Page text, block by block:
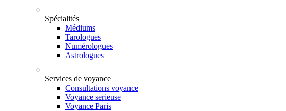
Spécialités
Médiums
Tarologues
Numérologues
Astrologues
Services de voyance
Consultations voyance
Voyance serieuse
Voyance Paris